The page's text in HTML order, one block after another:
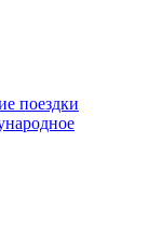
поездки